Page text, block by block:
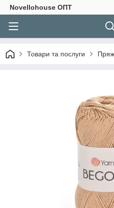
Novellohouse ОПТ
Товари та послуги